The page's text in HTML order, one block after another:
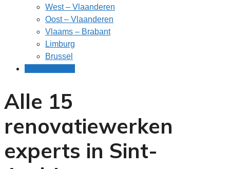
West – Vlaanderen
Oost – Vlaanderen
Vlaams – Brabant
Limburg
Brussel
Alle 15
renovatiewerken
experts in Sint-